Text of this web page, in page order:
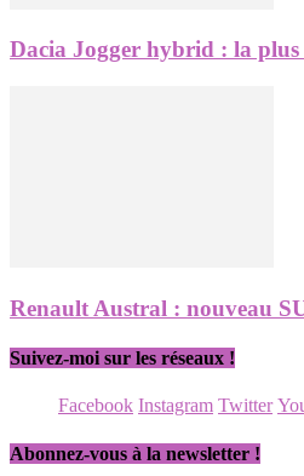
Dacia Jogger hybrid : la plus
Renault Austral : nouveau
Suivez-moi sur les réseaux !
Facebook Instagram Twitter
Abonnez-vous à la newsletter !